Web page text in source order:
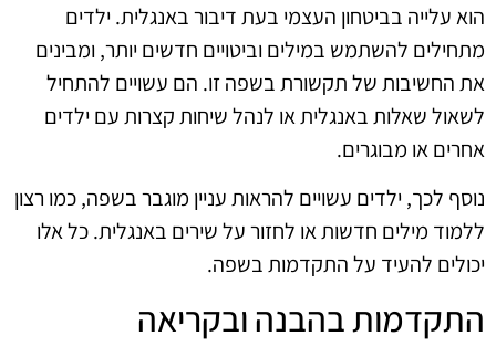
הוא עלייה בביטחון העצמי בעת דיבור באנגלית. ילדים
מתחילים להשתמש במילים וביטויים חדשים יותר, ומבינים
את החשיבות של תקשורת בשפה זו. הם עשויים להתחיל
לשאול שאלות באנגלית או לנהל שיחות קצרות עם ילדים
אחרים או מבוגרים.
נוסף לכך, ילדים עשויים להראות עניין מוגבר בשפה, כמו רצון
ללמוד מילים חדשות או לחזור על שירים באנגלית. כל אלו
יכולים להעיד על התקדמות בשפה.
התקדמות בהבנה ובקריאה